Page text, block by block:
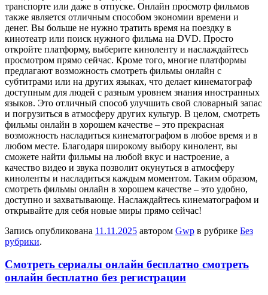
транспорте или даже в отпуске. Онлайн просмотр фильмов
также является отличным способом экономии времени и
денег. Вы больше не нужно тратить время на поездку в
кинотеатр или поиск нужного фильма на DVD. Просто
откройте платформу, выберите киноленту и наслаждайтесь
просмотром прямо сейчас. Кроме того, многие платформы
предлагают возможность смотреть фильмы онлайн с
субтитрами или на других языках, что делает кинематограф
доступным для людей с разным уровнем знания иностранных
языков. Это отличный способ улучшить свой словарный запас
и погрузиться в атмосферу других культур. В целом, смотреть
фильмы онлайн в хорошем качестве – это прекрасная
возможность насладиться кинематографом в любое время и в
любом месте. Благодаря широкому выбору кинолент, вы
сможете найти фильмы на любой вкус и настроение, а
качество видео и звука позволит окунуться в атмосферу
киноленты и насладиться каждым моментом. Таким образом,
смотреть фильмы онлайн в хорошем качестве – это удобно,
доступно и захватывающе. Наслаждайтесь кинематографом и
открывайте для себя новые миры прямо сейчас!
Запись опубликована 11.11.2025 автором Gwp в рубрике Без
рубрики.
Смотреть сериалы онлайн бесплатно смотреть
онлайн бесплатно без регистрации